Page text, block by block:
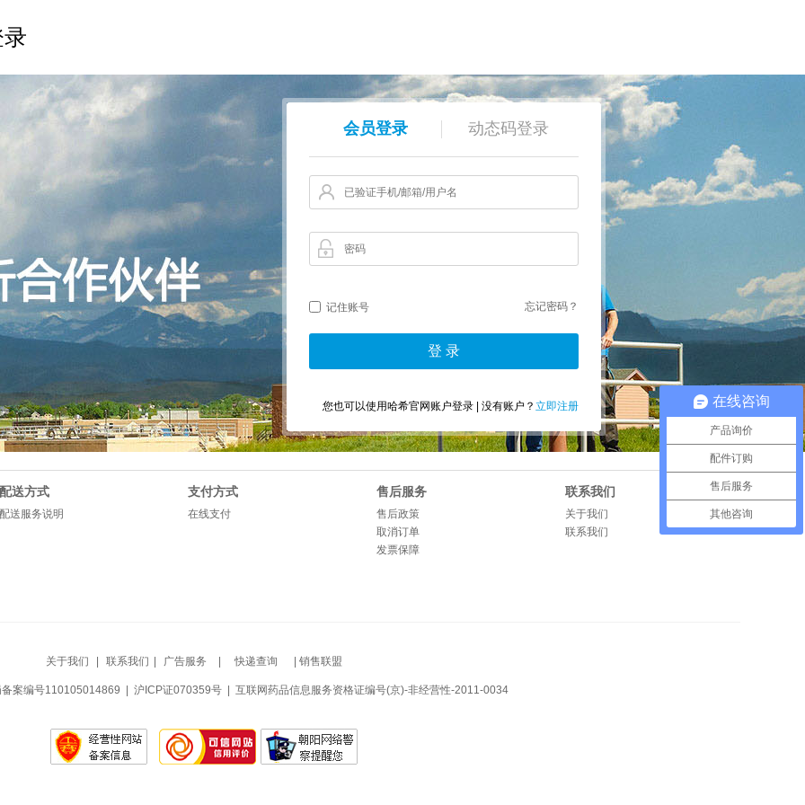
会员登录 动态码登录
忘记密码？
记住账号
您也可以使用哈希官网账户登录 | 没有账户？ 立即注册
配送方式
配送服务说明
支付方式
在线支付
售后服务
售后政策
取消订单
发票保障
联系我们
关于我们
联系我们
关于我们 联系我们 广告服务 |快递查询 | 销售联盟
备案编号110105014869 | 沪ICP证070359号 | 互联网药品信息服务资格证编号(京)-非经营性-2011-0034
在线咨询
产品询价
配件订购
售后服务
其他咨询